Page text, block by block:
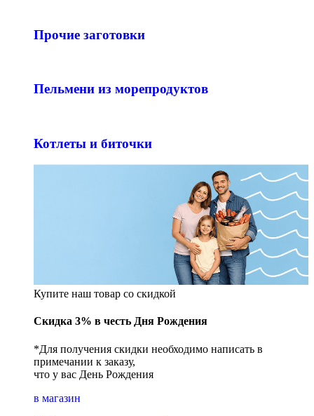
Прочие заготовки
Пельмени из морепродуктов
Котлеты и биточки
Купите наш товар со скидкой
Скидка 3% в честь Дня Рождения
*Для получения скидки необходимо написать в
примечании к заказу,
что у вас День Рождения
в магазин